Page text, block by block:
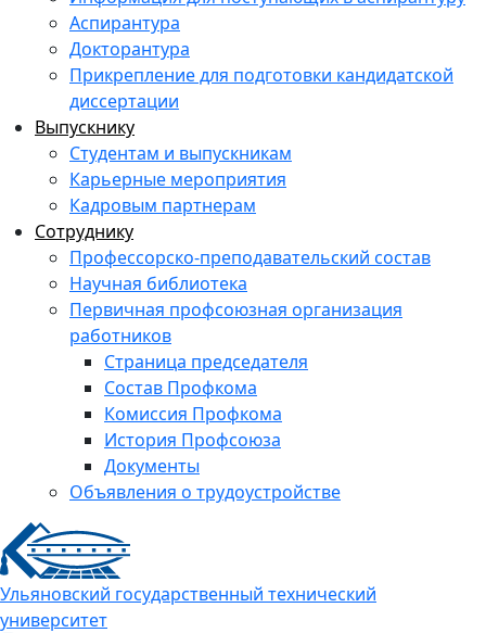
Аспирантура
Докторантура
Прикрепление для подготовки кандидатской
диссертации
Выпускнику
Студентам и выпускникам
Карьерные мероприятия
Кадровым партнерам
Сотруднику
Профессорско-преподавательский состав
Научная библиотека
Первичная профсоюзная организация
работников
Страница председателя
Состав Профкома
Комиссия Профкома
История Профсоюза
Документы
Объявления о трудоустройстве
Ульяновский государственный технический
университет